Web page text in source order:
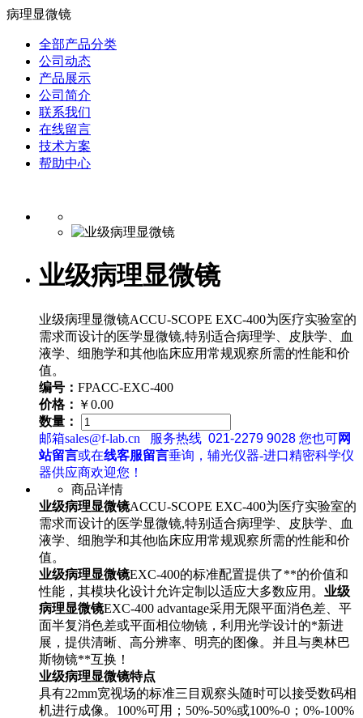
病理显微镜
全部产品分类
公司动态
产品展示
公司简介
联系我们
在线留言
技术方案
帮助中心
业级病理显微镜
业级病理显微镜ACCU-SCOPE EXC-400为医疗实验室的
需求而设计的医学显微镜,特别适合病理学、皮肤学、血
液学、细胞学和其他临床应用常规观察所需的性能和价
值。
编号： FPACC-EXC-400
价格： ￥0.00
数量：
邮箱sales@f-lab.cn
服务热线 021-2279 9028 您也可网
站留言或在线客服留言垂询，辅光仪器-进口精密科学仪
器供应商欢迎您！
商品详情
业级病理显微镜ACCU-SCOPE EXC-400为医疗实验室的
需求而设计的医学显微镜,特别适合病理学、皮肤学、血
液学、细胞学和其他临床应用常规观察所需的性能和价
值。
业级病理显微镜EXC-400的标准配置提供了**的价值和
性能，其模块化设计允许定制以适应大多数应用。 业级
病理显微镜EXC-400 advantage采用无限平面消色差、平
面半复消色差或平面相位物镜，利用光学设计的*新进
展，提供清晰、高分辨率、明亮的图像。并且与奥林巴
斯物镜**互换！
业级病理显微镜特点
具有22mm宽视场的标准三目观察头随时可以接受数码相
机进行成像。100%可用；50%-50%或100%-0；0%-100%